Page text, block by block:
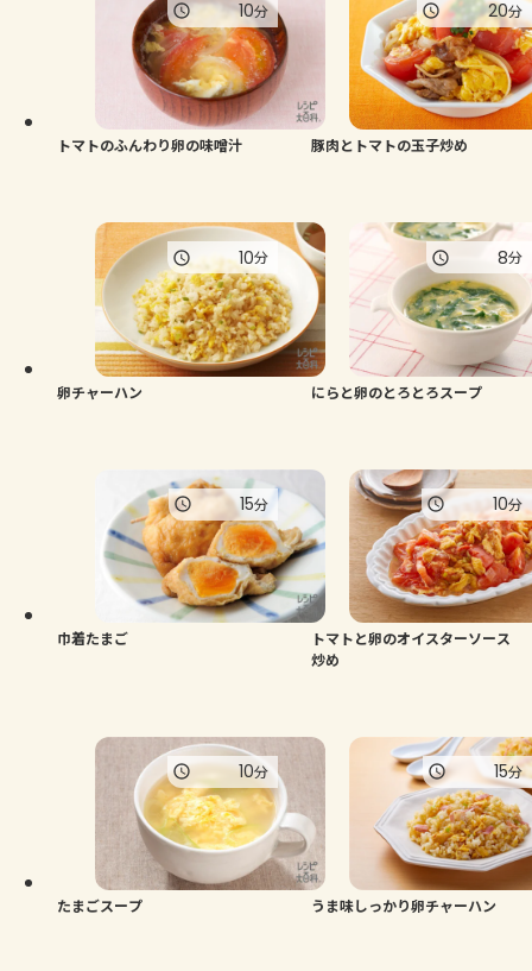
トマトのふんわり卵の味噌汁
10分
豚肉とトマトの玉子炒め
20分
卵チャーハン
10分
にらと卵のとろとろスープ
8分
巾着たまご
15分
トマトと卵のオイスターソース
炒め
10分
たまごスープ
10分
うま味しっかり卵チャーハン
15分